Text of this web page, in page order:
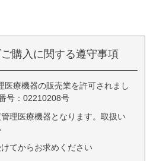
購入に関する遵守事項
医療機器の販売業を許可されまし
号：02210208号
理医療機器となります。取扱い
てからお求めください